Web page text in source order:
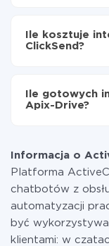
ActiveChat do
od 5 do 30
minut.
Ile kosztuje
ClickSend?
Płacisz tylko za
przekazywana z
w razie potrzeby
informacji o
Ile gotowych
Apix-Drive?
Informacja o
Platforma
chatbotów z
automatyzacji
być
klientami: w